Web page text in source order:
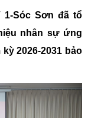
1-Sóc Sơn đã tổ
nhân sự ứng
2026-2031 bảo